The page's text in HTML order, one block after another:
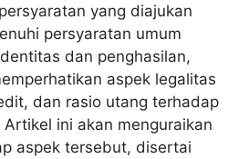
yang diajukan
persyaratan umum
dan penghasilan,
aspek legalitas
dan rasio utang terhadap
ini akan menguraikan
aspek tersebut, disertai